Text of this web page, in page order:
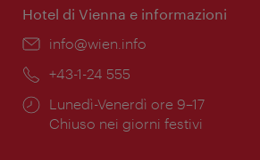
Hotel di Vienna e informazioni
Email:
info@wien.info
Telefono:
+43-1-24 555
Orari
di
Lunedì-Venerdì ore 9–17
Chiuso nei giorni festivi